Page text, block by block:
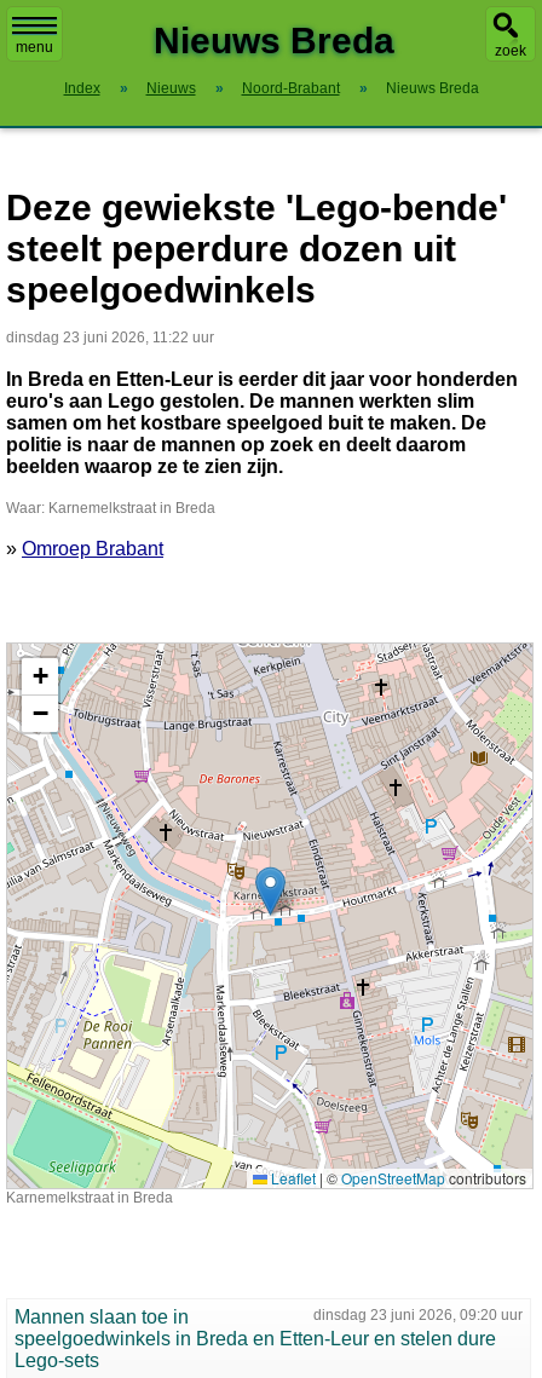
menu zoek
Nieuws Breda
Index » Nieuws » Noord-Brabant » Nieuws Breda
Deze gewiekste 'Lego-bende'
steelt peperdure dozen uit
speelgoedwinkels
dinsdag 23 juni 2026, 11:22 uur
In Breda en Etten-Leur is eerder dit jaar voor honderden
euro's aan Lego gestolen. De mannen werkten slim
samen om het kostbare speelgoed buit te maken. De
politie is naar de mannen op zoek en deelt daarom
beelden waarop ze te zien zijn.
Waar: Karnemelkstraat in Breda
» Omroep Brabant
Kaart nieuws Breda. Locatie nieuws: 51.58603 / 4.77522 Karnemelkstraat
+
−
Leaflet | ©OpenStreetMapcontributors
Karnemelkstraat in Breda
dinsdag 23 juni 2026, 09:20 uur
Mannen slaan toe in
speelgoedwinkels in Breda en Etten-Leur en stelen dure
Lego-sets